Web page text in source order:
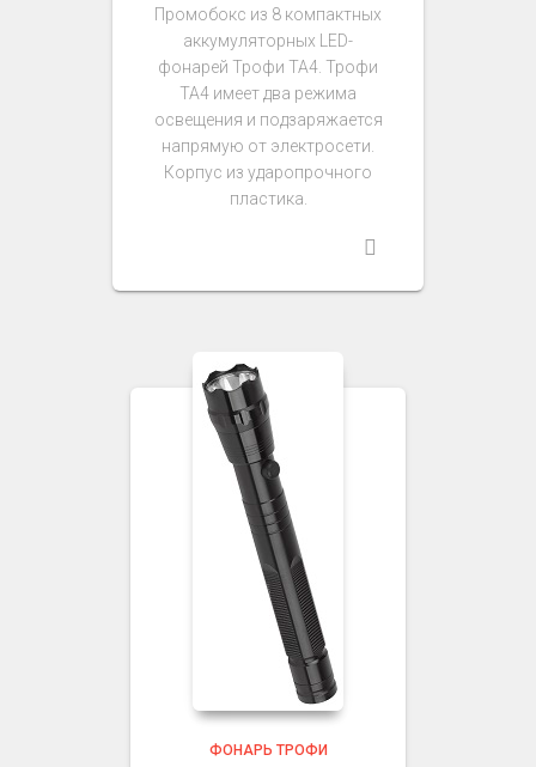
Промобокс из 8 компактных
аккумуляторных LED-
фонарей Трофи ТА4. Трофи
ТА4 имеет два режима
освещения и подзаряжается
напрямую от электросети.
Корпус из ударопрочного
пластика.
ФОНАРЬ ТРОФИ